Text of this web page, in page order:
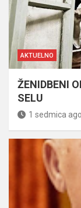
AKTUELNO
ŽENIDBENI
SELU
1 sedmica ago